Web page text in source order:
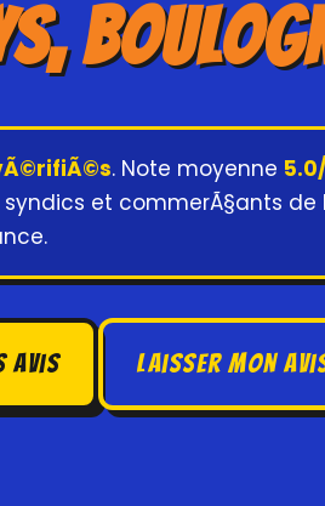
. Note moyenne
et commerÃ§ants
avis Laisser mon